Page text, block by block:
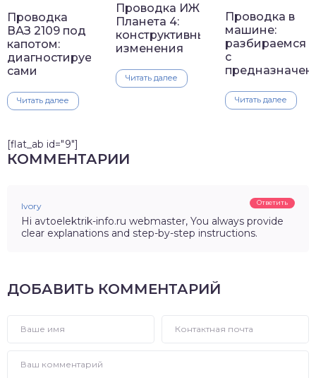
Проводка
ВАЗ 2109 под
капотом:
диагностируем
сами
Читать далее
Проводка ИЖ
Планета 4:
конструктивные
изменения
Читать далее
Проводка в
машине:
разбираемся
с
Читать далее
[flat_ab id="9"]
КОММЕНТАРИИ
Ivory Ответить
Hi avtoelektrik-info.ru webmaster, You always provide
clear explanations and step-by-step instructions.
ДОБАВИТЬ КОММЕНТАРИЙ